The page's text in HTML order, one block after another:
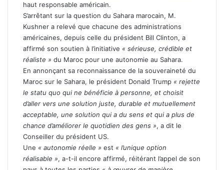
haut responsable américain.
S’arrêtant sur la question du Sahara marocain, M.
Kushner a relevé que chacune des administrations
américaines, depuis celle du président Bill Clinton, a
affirmé son soutien à l’initiative « sérieuse, crédible et
réaliste » du Maroc pour une autonomie au Sahara.
En annonçant sa reconnaissance de la souveraineté du
Maroc sur le Sahara, le président Donald Trump « rejette
le statu quo qui ne bénéficie à personne, et choisit
d’aller vers une solution juste, durable et mutuellement
acceptable, une solution qui a du sens et qui a plus de
chance d’améliorer le quotidien des gens », a dit le
Conseiller du président US.
Une « autonomie réelle » est « l’unique option
réalisable », a-t-il encore affirmé, réitérant l’appel de son